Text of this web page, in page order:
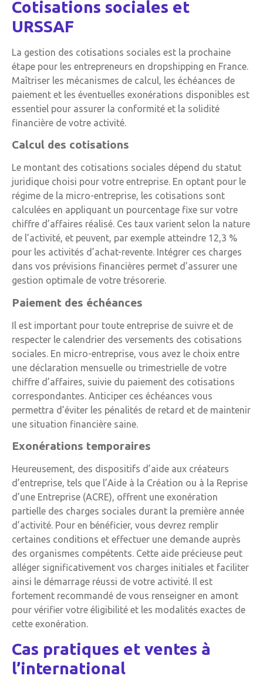
Cotisations sociales et
URSSAF
La gestion des cotisations sociales est la prochaine
étape pour les entrepreneurs en dropshipping en France.
Maîtriser les mécanismes de calcul, les échéances de
paiement et les éventuelles exonérations disponibles est
essentiel pour assurer la conformité et la solidité
financière de votre activité.
Calcul des cotisations
Le montant des cotisations sociales dépend du statut
juridique choisi pour votre entreprise. En optant pour le
régime de la micro-entreprise, les cotisations sont
calculées en appliquant un pourcentage fixe sur votre
chiffre d’affaires réalisé. Ces taux varient selon la nature
de l’activité, et peuvent, par exemple atteindre 12,3 %
pour les activités d’achat-revente. Intégrer ces charges
dans vos prévisions financières permet d’assurer une
gestion optimale de votre trésorerie.
Paiement des échéances
Il est important pour toute entreprise de suivre et de
respecter le calendrier des versements des cotisations
sociales. En micro-entreprise, vous avez le choix entre
une déclaration mensuelle ou trimestrielle de votre
chiffre d’affaires, suivie du paiement des cotisations
correspondantes. Anticiper ces échéances vous
permettra d’éviter les pénalités de retard et de maintenir
une situation financière saine.
Exonérations temporaires
Heureusement, des dispositifs d’aide aux créateurs
d’entreprise, tels que l’Aide à la Création ou à la Reprise
d’une Entreprise (ACRE), offrent une exonération
partielle des charges sociales durant la première année
d’activité. Pour en bénéficier, vous devrez remplir
certaines conditions et effectuer une demande auprès
des organismes compétents. Cette aide précieuse peut
alléger significativement vos charges initiales et faciliter
ainsi le démarrage réussi de votre activité. Il est
fortement recommandé de vous renseigner en amont
pour vérifier votre éligibilité et les modalités exactes de
cette exonération.
Cas pratiques et ventes à
l’international